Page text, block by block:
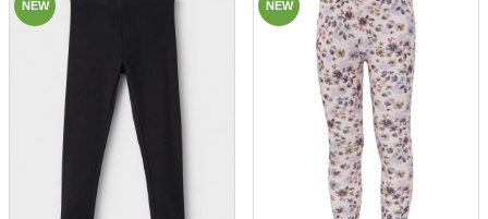
NEW NEW